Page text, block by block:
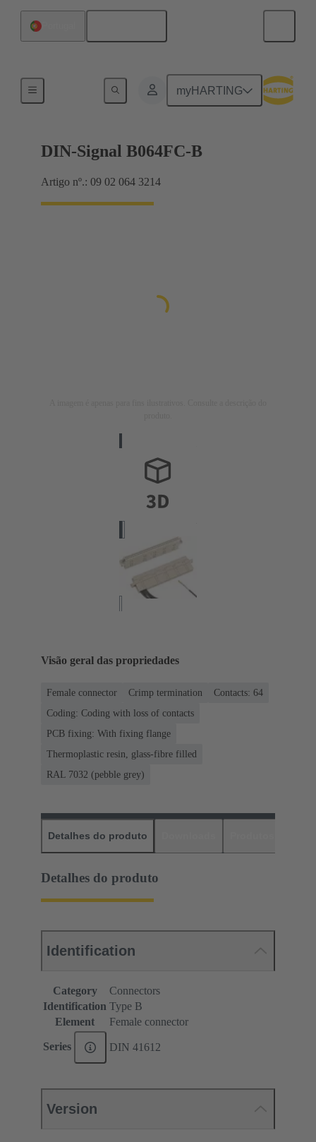
myHARTING
DIN-Signal B064FC-B
Artigo nº.: 09 02 064 3214
Visão geral das propriedades
Female connector Crimp termination
Contacts: 64
Coding: Coding with loss of contacts
PCB fixing: With fixing flange
Thermoplastic resin, glass-fibre filled
RAL 7032 (pebble grey)
Detalhes do produto
Detalhes do produto
Identification
Category
Connectors
Identification Type B
Element
Female connector
Series DIN 41612
Version